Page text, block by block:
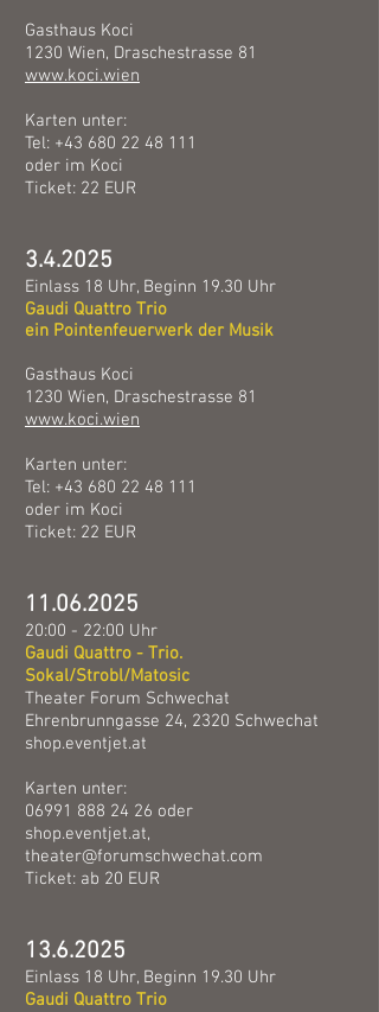
Gasthaus Koci
1230 Wien, Draschestrasse 81
www.koci.wien
Karten unter:
Tel: +43 680 22 48 111
oder im Koci
Ticket: 22 EUR
3.4.2025
Einlass 18 Uhr, Beginn 19.30 Uhr
Gaudi Quattro Trio
ein Pointenfeuerwerk der Musik
Gasthaus Koci
1230 Wien, Draschestrasse 81
www.koci.wien
Karten unter:
Tel: +43 680 22 48 111
oder im Koci
Ticket: 22 EUR
11.06.2025
20:00 - 22:00 Uhr
Gaudi Quattro - Trio.
Sokal/Strobl/Matosic
Theater Forum Schwechat
Ehrenbrunngasse 24, 2320 Schwechat
shop.eventjet.at
Karten unter:
06991 888 24 26 oder
shop.eventjet.at,
theater@forumschwechat.com
Ticket: ab 20 EUR
13.6.2025
Einlass 18 Uhr, Beginn 19.30 Uhr
Gaudi Quattro Trio